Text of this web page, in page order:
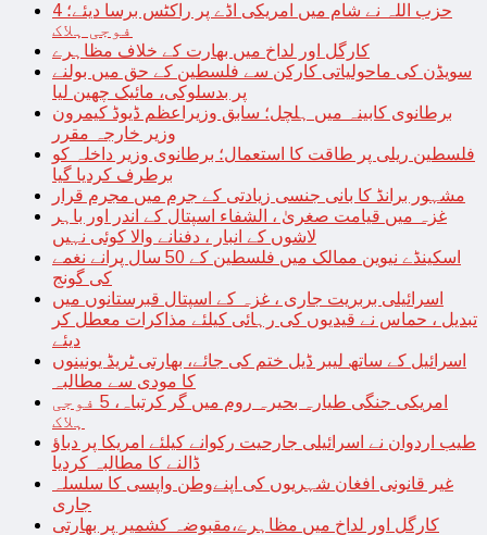
حزب اللہ نے شام میں امریکی اڈے پر راکٹس برسا دیئے؛ 4
فوجی ہلاک
کارگل اور لداخ میں بھارت کے خلاف مظاہرے
سویڈن کی ماحولیاتی کارکن سے فلسطین کے حق میں بولنے
پر بدسلوکی، مائیک چھین لیا
برطانوی کابینہ میں ہلچل؛ سابق وزیراعظم ڈیوڈ کیمرون
وزیر خارجہ مقرر
فلسطین ریلی پر طاقت کا استعمال؛ برطانوی وزیر داخلہ کو
برطرف کردیا گیا
مشہور برانڈ کا بانی جنسی زیادتی کے جرم میں مجرم قرار
غزہ میں قیامت صغریٰ ، الشفاء اسپتال کے اندر اور باہر
لاشوں کے انبار ، دفنانے والا کوئی نہیں
اسکینڈے نیوین ممالک میں فلسطین کے 50 سال پرانے نغمے
کی گونج
اسرائیلی بربریت جاری ، غزہ کے اسپتال قبرستانوں میں
تبدیل ، حماس نے قیدیوں کی رہائی کیلئے مذاکرات معطل کر
دیئے
اسرائیل کے ساتھ لیبر ڈیل ختم کی جائے، بھارتی ٹریڈ یونینوں
کا مودی سے مطالبہ
امریکی جنگی طیارہ بحیرہ روم میں گر کرتباہ، 5 فوجی
ہلاک
طیب اردوان نے اسرائیلی جارحیت رکوانے کیلئے امریکا پر دباؤ
ڈالنے کا مطالبہ کردیا
غیر قانونی افغان شہریوں کی اپنےوطن واپسی کا سلسلہ
جاری
کارگل اور لداخ میں مظاہرے،مقبوضہ کشمیر پر بھارتی